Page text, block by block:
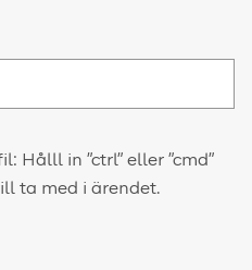
Hålll in "ctrl" eller "cmd"
ta med i ärendet.